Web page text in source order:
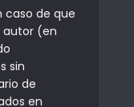
caso de que
autor (en
sin
de
en